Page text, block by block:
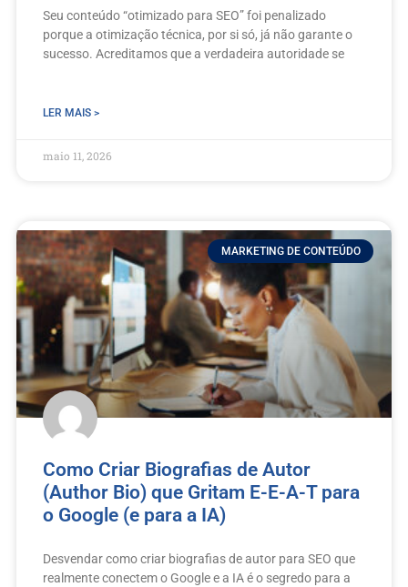
Seu conteúdo “otimizado para SEO” foi penalizado
porque a otimização técnica, por si só, já não garante o
sucesso. Acreditamos que a verdadeira autoridade se
LER MAIS >
maio 11, 2026
MARKETING DE CONTEÚDO
Como Criar Biografias de Autor
(Author Bio) que Gritam E-E-A-T para
o Google (e para a IA)
Desvendar como criar biografias de autor para SEO que
realmente conectem o Google e a IA é o segredo para a